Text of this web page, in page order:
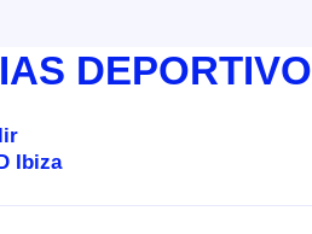
DEPORTIVO
Ibiza